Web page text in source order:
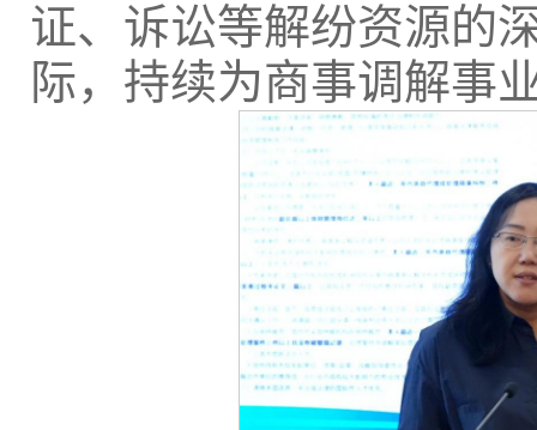
证、诉讼等解纷资源的
际，持续为商事调解事